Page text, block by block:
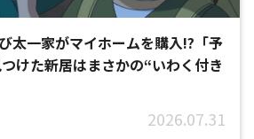
太一家がマイホームを購入!?「予
けた新居はまさかの“いわく付き
2026.07.31